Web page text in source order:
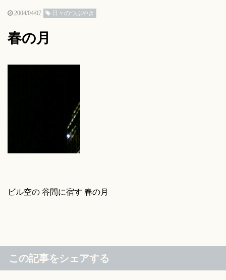
2004/04/07 日々のつぶやき
春の月
ビル空の 谷間に宿す 春の月
この記事をシェアする